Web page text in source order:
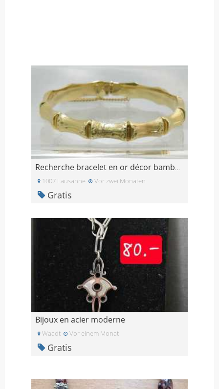
Recherche bracelet en or décor bambou
1007 Lausanne Vor zwei Monaten
Gratis
Bijoux en acier moderne
Waadt Vor einem Monat
Gratis